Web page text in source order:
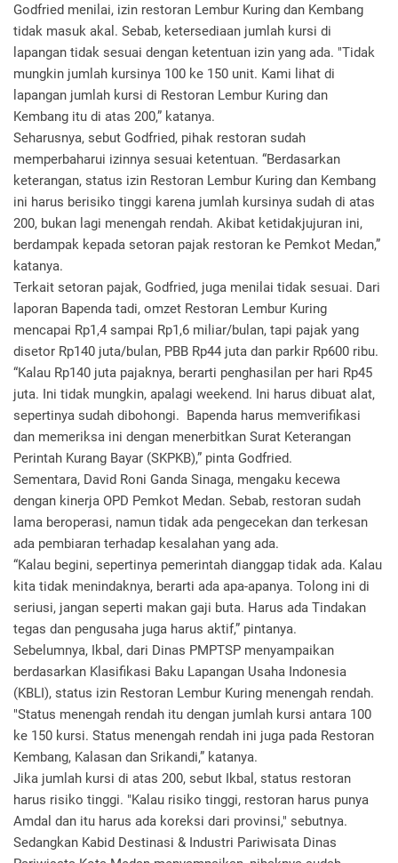
Godfried menilai, izin restoran Lembur Kuring dan Kembang
tidak masuk akal. Sebab, ketersediaan jumlah kursi di
lapangan tidak sesuai dengan ketentuan izin yang ada. "Tidak
mungkin jumlah kursinya 100 ke 150 unit. Kami lihat di
lapangan jumlah kursi di Restoran Lembur Kuring dan
Kembang itu di atas 200,” katanya.
Seharusnya, sebut Godfried, pihak restoran sudah
memperbaharui izinnya sesuai ketentuan. “Berdasarkan
keterangan, status izin Restoran Lembur Kuring dan Kembang
ini harus berisiko tinggi karena jumlah kursinya sudah di atas
200, bukan lagi menengah rendah. Akibat ketidakjujuran ini,
berdampak kepada setoran pajak restoran ke Pemkot Medan,”
katanya.
Terkait setoran pajak, Godfried, juga menilai tidak sesuai. Dari
laporan Bapenda tadi, omzet Restoran Lembur Kuring
mencapai Rp1,4 sampai Rp1,6 miliar/bulan, tapi pajak yang
disetor Rp140 juta/bulan, PBB Rp44 juta dan parkir Rp600 ribu.
“Kalau Rp140 juta pajaknya, berarti penghasilan per hari Rp45
juta. Ini tidak mungkin, apalagi weekend. Ini harus dibuat alat,
sepertinya sudah dibohongi. Bapenda harus memverifikasi
dan memeriksa ini dengan menerbitkan Surat Keterangan
Perintah Kurang Bayar (SKPKB),” pinta Godfried.
Sementara, David Roni Ganda Sinaga, mengaku kecewa
dengan kinerja OPD Pemkot Medan. Sebab, restoran sudah
lama beroperasi, namun tidak ada pengecekan dan terkesan
ada pembiaran terhadap kesalahan yang ada.
“Kalau begini, sepertinya pemerintah dianggap tidak ada. Kalau
kita tidak menindaknya, berarti ada apa-apanya. Tolong ini di
seriusi, jangan seperti makan gaji buta. Harus ada Tindakan
tegas dan pengusaha juga harus aktif,” pintanya.
Sebelumnya, Ikbal, dari Dinas PMPTSP menyampaikan
berdasarkan Klasifikasi Baku Lapangan Usaha Indonesia
(KBLI), status izin Restoran Lembur Kuring menengah rendah.
"Status menengah rendah itu dengan jumlah kursi antara 100
ke 150 kursi. Status menengah rendah ini juga pada Restoran
Kembang, Kalasan dan Srikandi,” katanya.
Jika jumlah kursi di atas 200, sebut Ikbal, status restoran
harus risiko tinggi. "Kalau risiko tinggi, restoran harus punya
Amdal dan itu harus ada koreksi dari provinsi," sebutnya.
Sedangkan Kabid Destinasi & Industri Pariwisata Dinas